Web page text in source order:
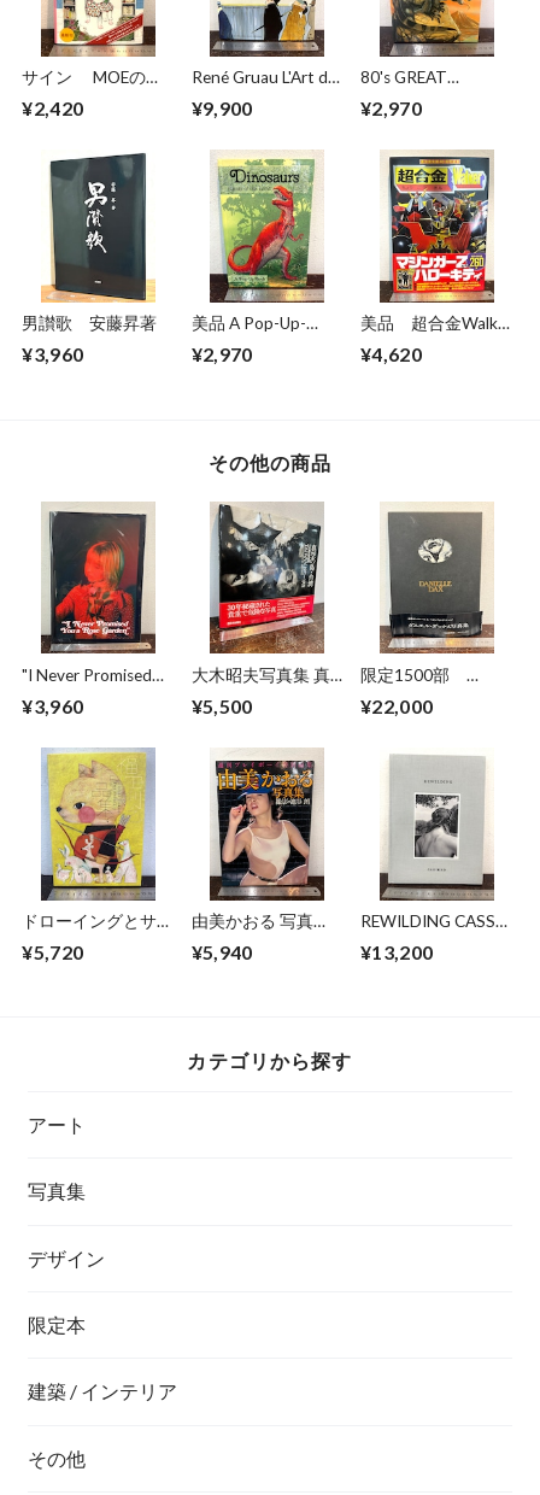
サイン MOEのえ
こ ヒグチユウコ
¥2,420
René Gruau L'Art de
of Advertising
¥9,900
80's GREAT
Pop−Up Book
¥2,970
男讃歌 安藤昇著
¥3,960
美品 A Pop-Up-
Giants of the Earth
¥2,970
美品 超合金Walkar
誕生40周年記念
¥4,620
その他の商品
"I Never Promised
CHLOE SHEPPARD
¥3,960
大木昭夫写真集 真
TAIWAN1971〜
¥5,500
限定1500部
エル・ダックス写真
¥22,000
ドローイングとサイ
2
¥5,720
由美かおる 写真
イ特別編集
¥5,940
REWILDING CASS
¥13,200
カテゴリから探す
アート
写真集
デザイン
限定本
建築 / インテリア
その他